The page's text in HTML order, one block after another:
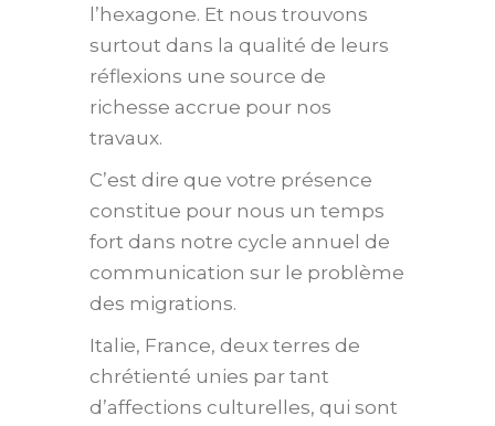
l’hexagone. Et nous trouvons
surtout dans la qualité de leurs
réflexions une source de
richesse accrue pour nos
travaux.
C’est dire que votre présence
constitue pour nous un temps
fort dans notre cycle annuel de
communication sur le problème
des migrations.
Italie, France, deux terres de
chrétienté unies par tant
d’affections culturelles, qui sont